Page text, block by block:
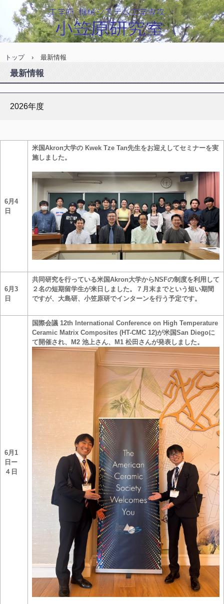
トップ › 最新情報
最新情報
2026年度
6月4
日
米国Akron大学の Kwek Tze Tan先生をお迎えしてセミナーを実
施しました。
6月3
日
共同研究を行っている米国Akron大学からNSFの制度を利用して
２名の短期留学生が来日しました。７月末までという短い期間
ですが、大島研、小笠原研でインターンを行う予定です。
6月1
日ー
４日
国際会議 12th International Conference on High Temperature
Ceramic Matrix Composites (HT-CMC 12)が米国San Diegoに
て開催され、M2 池上さん、M1 松田さんが発表しました。